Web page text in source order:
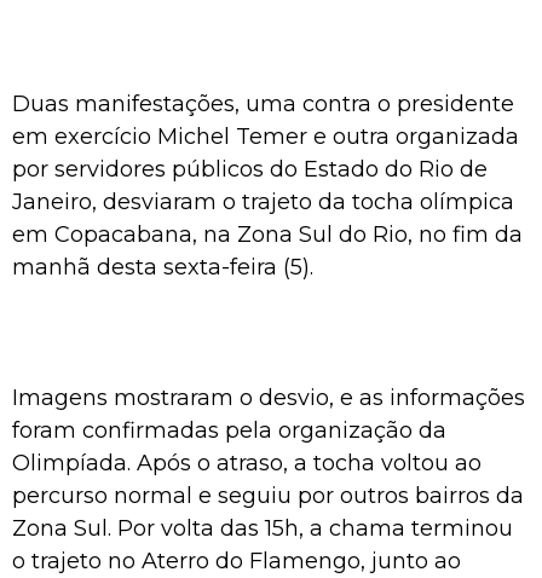
Duas manifestações, uma contra o presidente
em exercício Michel Temer e outra organizada
por servidores públicos do Estado do Rio de
Janeiro, desviaram o trajeto da tocha olímpica
em Copacabana, na Zona Sul do Rio, no fim da
manhã desta sexta-feira (5).
Imagens mostraram o desvio, e as informações
foram confirmadas pela organização da
Olimpíada. Após o atraso, a tocha voltou ao
percurso normal e seguiu por outros bairros da
Zona Sul. Por volta das 15h, a chama terminou
o trajeto no Aterro do Flamengo, junto ao